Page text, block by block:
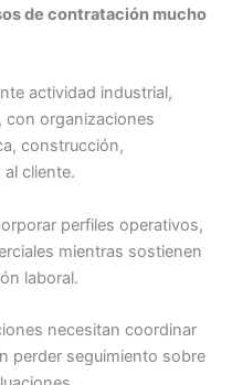
de contratación mucho
actividad industrial,
con organizaciones
construcción,
cliente.
perfiles operativos,
mientras sostienen
laboral.
necesitan coordinar
perder seguimiento sobre